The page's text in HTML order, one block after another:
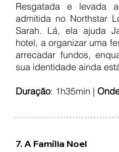
Resgatada e levada
admitida no Northstar
Sarah. Lá, ela ajuda
hotel, a organizar uma
arrecadar fundos,
sua identidade ainda
Duração: 1h35min |
7. A Família Noel